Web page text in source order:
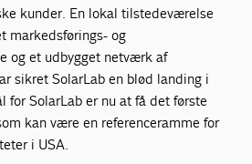
kunder. En lokal tilstedeværelse
markedsførings- og
og et udbygget netværk af
sikret SolarLab en blød landing i
for SolarLab er nu at få det første
kan være en referenceramme for
i USA.